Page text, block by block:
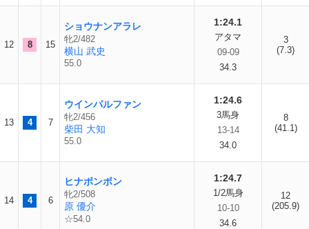
12 8 15
ショウナンアラレ
牝2/482
横山 武史
55.0
1:24.1
アタマ
09-09
34.3
3
(7.3)
13 4 7
ウインパルファン
牝2/456
柴田 大知
55.0
1:24.6
3馬身
13-14
34.0
8
(41.1)
14 4 6
ヒナボンボン
牝2/508
原 優介
☆54.0
1:24.7
1/2馬身
10-10
34.6
12
(205.9)